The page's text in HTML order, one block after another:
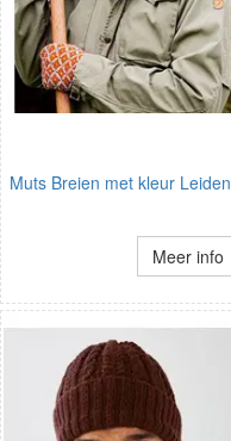
Muts Breien met kleur Leiden
Meer info